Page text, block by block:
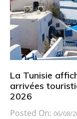
La Tunisie
arrivées
2026
Posted On: 06/08/